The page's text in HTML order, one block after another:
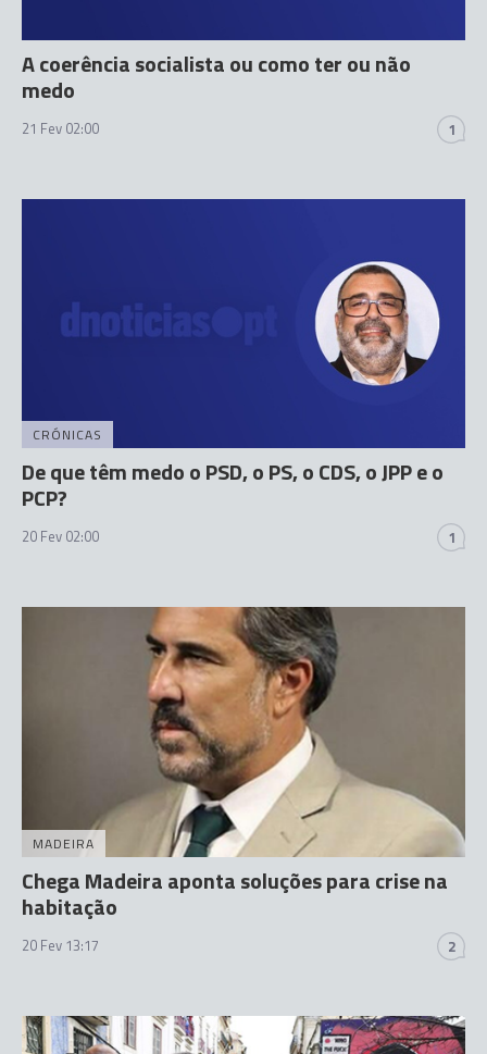
A coerência socialista ou como ter ou não
medo
21 Fev 02:00 1
CRÓNICAS
De que têm medo o PSD, o PS, o CDS, o JPP e o
PCP?
20 Fev 02:00 1
MADEIRA
Chega Madeira aponta soluções para crise na
habitação
20 Fev 13:17 2